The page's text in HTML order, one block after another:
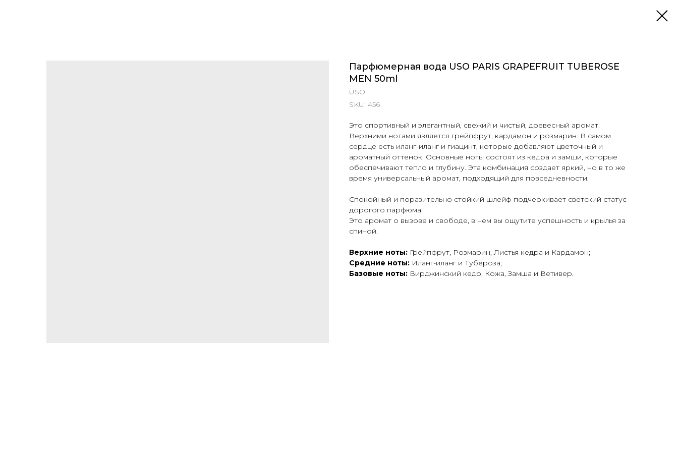
Парфюмерная вода USO PARIS GRAPEFRUIT TUBEROSE
MEN 50ml
USO
SKU: 456
Это спортивный и элегантный, свежий и чистый, древесный аромат.
Верхними нотами является грейпфрут, кардамон и розмарин. В самом
сердце есть иланг-иланг и гиацинт, которые добавляют цветочный и
ароматный оттенок. Основные ноты состоят из кедра и замши, которые
обеспечивают тепло и глубину. Эта комбинация создает яркий, но в то же
время универсальный аромат, подходящий для повседневности.
Спокойный и поразительно стойкий шлейф подчеркивает светский статус
дорогого парфюма.
Это аромат о вызове и свободе, в нем вы ощутите успешность и крылья за
спиной.
Верхние ноты: Грейпфрут, Розмарин, Листья кедра и Кардамон;
Cредние ноты: Иланг-иланг и Тубероза;
Базовые ноты: Вирджинский кедр, Кожа, Замша и Ветивер.